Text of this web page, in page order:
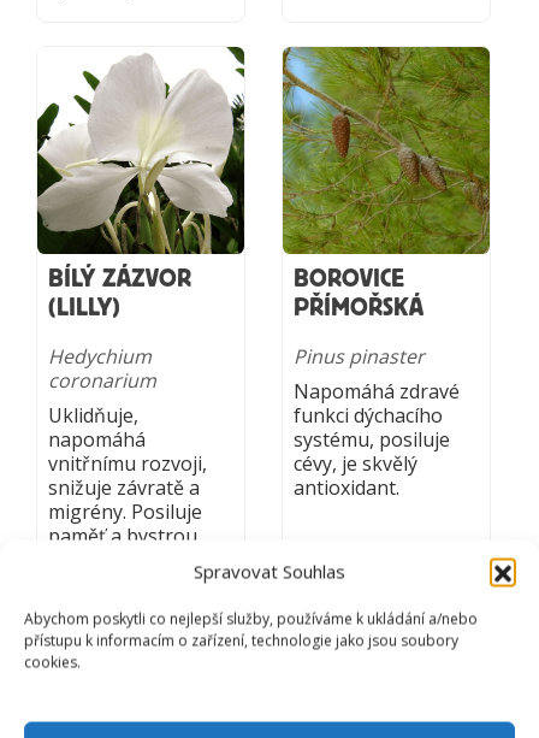
Spravovat Souhlas
Abychom poskytli co nejlepší služby, používáme k ukládání a/nebo
přístupu k informacím o zařízení, technologie jako jsou soubory
cookies.
BÍLÝ ZÁZVOR
(LILLY)
Hedychium
coronarium
Uklidňuje,
napomáhá
vnitřnímu rozvoji,
snižuje závratě a
migrény. Posiluje
paměť a bystrou
BOROVICE
PŘÍMOŘSKÁ
Pinus pinaster
Napomáhá zdravé
funkci dýchacího
systému, posiluje
cévy, je skvělý
antioxidant.